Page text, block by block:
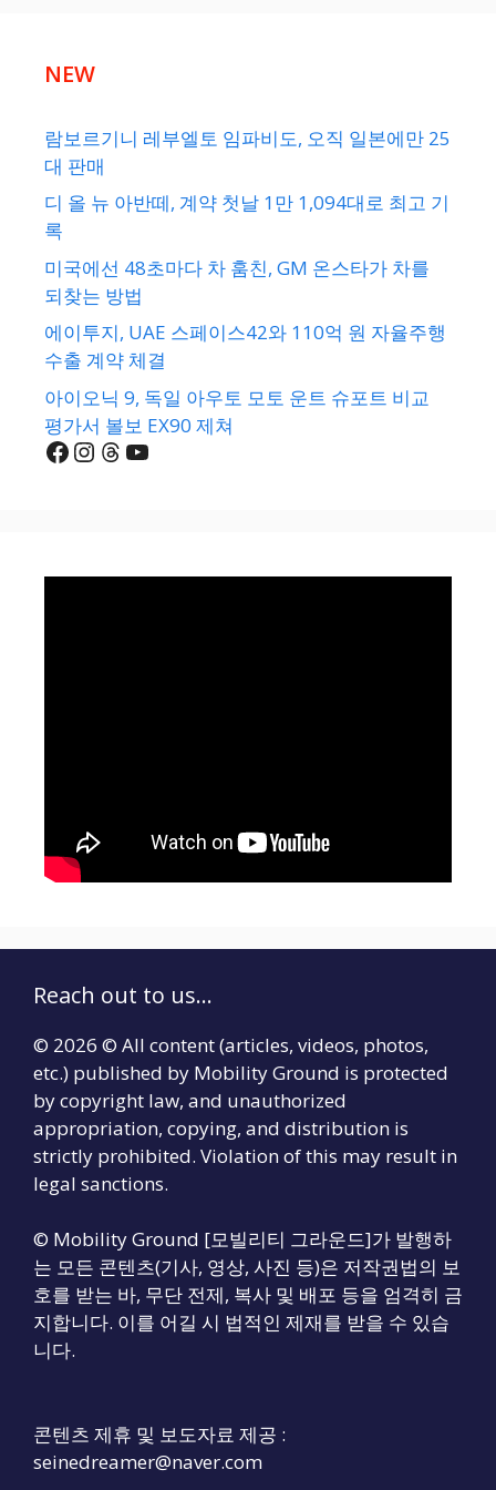
NEW
람보르기니 레부엘토 임파비도, 오직 일본에만 25
대 판매
디 올 뉴 아반떼, 계약 첫날 1만 1,094대로 최고 기
록
미국에선 48초마다 차 훔친, GM 온스타가 차를
되찾는 방법
에이투지, UAE 스페이스42와 110억 원 자율주행
수출 계약 체결
아이오닉 9, 독일 아우토 모토 운트 슈포트 비교
평가서 볼보 EX90 제쳐
Facebook
Instagram
Threads
YouTube
Reach out to us...
© 2026 © All content (articles, videos, photos,
etc.) published by Mobility Ground is protected
by copyright law, and unauthorized
appropriation, copying, and distribution is
strictly prohibited. Violation of this may result in
legal sanctions.
© Mobility Ground [모빌리티 그라운드]가 발행하
는 모든 콘텐츠(기사, 영상, 사진 등)은 저작권법의 보
호를 받는 바, 무단 전제, 복사 및 배포 등을 엄격히 금
지합니다. 이를 어길 시 법적인 제재를 받을 수 있습
니다.
콘텐츠 제휴 및 보도자료 제공 :
seinedreamer@naver.com